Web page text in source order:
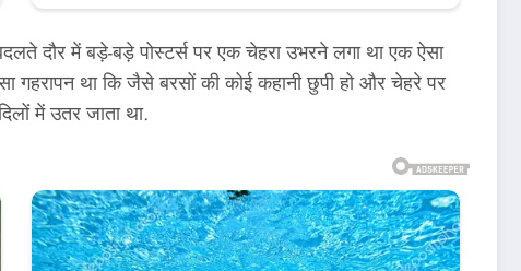
दौर में बड़े-बड़े पोस्टर्स पर एक चेहरा उभरने लगा था एक ऐसा
गहरापन था कि जैसे बरसों की कोई कहानी छुपी हो और चेहरे पर
में उतर जाता था.